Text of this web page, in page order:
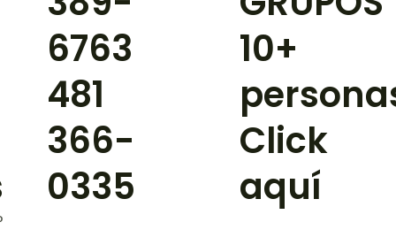
6763
481
366-
0335
10+
Click
aquí